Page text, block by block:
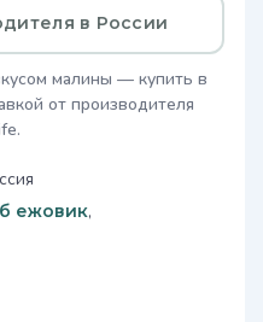
ежовик,
в России
малины — купить в
от производителя